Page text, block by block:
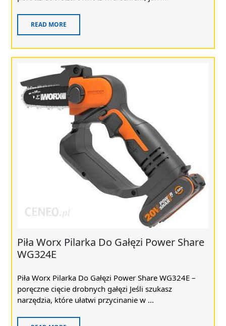
READ MORE
Piła Worx Pilarka Do Gałęzi Power Share
WG324E
Piła Worx Pilarka Do Gałęzi Power Share WG324E –
poręczne cięcie drobnych gałęzi Jeśli szukasz
narzędzia, które ułatwi przycinanie w ...